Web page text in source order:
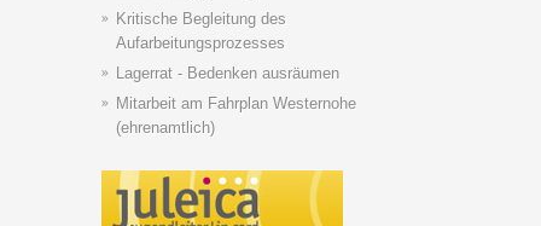
Kritische Begleitung des
Aufarbeitungsprozesses
Lagerrat - Bedenken ausräumen
Mitarbeit am Fahrplan Westernohe
(ehrenamtlich)